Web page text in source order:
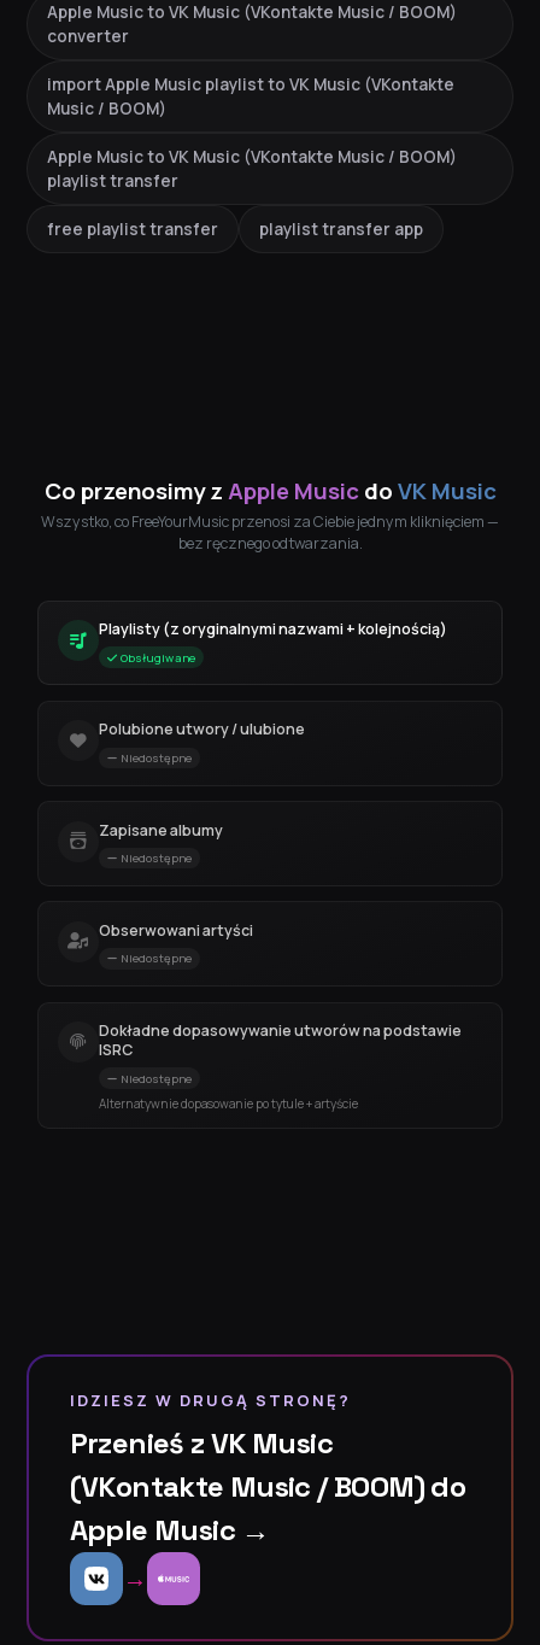
Apple Music to VK Music (VKontakte Music / BOOM)
converter
import Apple Music playlist to VK Music (VKontakte
Music / BOOM)
Apple Music to VK Music (VKontakte Music / BOOM)
playlist transfer
free playlist transfer playlist transfer app
Co przenosimy zApple Music doVK Music
Wszystko, co FreeYourMusic przenosi za Ciebie jednym kliknięciem —
bez ręcznego odtwarzania.
Playlisty (z oryginalnymi nazwami + kolejnością)
Obsługiwane
Polubione utwory / ulubione
Niedostępne
Zapisane albumy
Niedostępne
Obserwowani artyści
Niedostępne
Dokładne dopasowywanie utworów na podstawie
ISRC
Niedostępne
Alternatywnie dopasowanie po tytule + artyście
IDZIESZ W DRUGĄ STRONĘ?
Przenieś z VK Music
(VKontakte Music / BOOM) do
Apple Music →
→